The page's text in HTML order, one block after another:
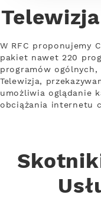
W RFC proponujemy
pakiet nawet 220
programów
Telewizja,
umożliwia oglądanie
obciążania internetu